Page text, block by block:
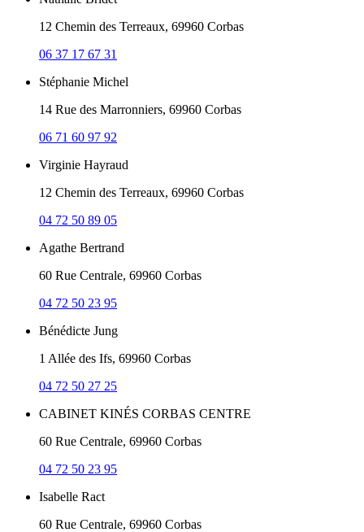
12 Chemin des Terreaux, 69960 Corbas
06 37 17 67 31
Stéphanie Michel
14 Rue des Marronniers, 69960 Corbas
06 71 60 97 92
Virginie Hayraud
12 Chemin des Terreaux, 69960 Corbas
04 72 50 89 05
Agathe Bertrand
60 Rue Centrale, 69960 Corbas
04 72 50 23 95
Bénédicte Jung
1 Allée des Ifs, 69960 Corbas
04 72 50 27 25
CABINET KINÉS CORBAS CENTRE
60 Rue Centrale, 69960 Corbas
04 72 50 23 95
Isabelle Ract
60 Rue Centrale, 69960 Corbas